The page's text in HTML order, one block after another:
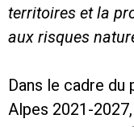
territoires et la
aux risques
Dans le cadre
Alpes 2021-